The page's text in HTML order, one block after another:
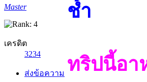
Master
เครดิต
3234
ส่งข้อความ
ช้ำ
ทริปนี้อา